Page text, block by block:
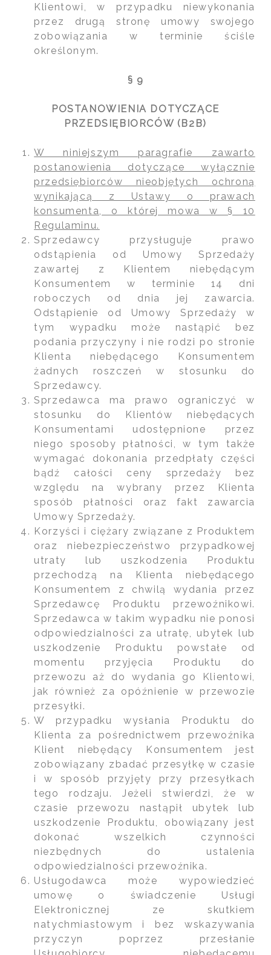
Klientowi, w przypadku niewykonania
przez drugą stronę umowy swojego
zobowiązania w terminie ściśle
określonym.
§ 9
POSTANOWIENIA DOTYCZĄCE
PRZEDSIĘBIORCÓW (B2B)
W niniejszym paragrafie zawarto
postanowienia dotyczące wyłącznie
przedsiębiorców nieobjętych ochroną
wynikającą z Ustawy o prawach
konsumenta, o której mowa w § 10
Regulaminu.
Sprzedawcy przysługuje prawo
odstąpienia od Umowy Sprzedaży
zawartej z Klientem niebędącym
Konsumentem w terminie 14 dni
roboczych od dnia jej zawarcia.
Odstąpienie od Umowy Sprzedaży w
tym wypadku może nastąpić bez
podania przyczyny i nie rodzi po stronie
Klienta niebędącego Konsumentem
żadnych roszczeń w stosunku do
Sprzedawcy.
Sprzedawca ma prawo ograniczyć w
stosunku do Klientów niebędących
Konsumentami udostępnione przez
niego sposoby płatności, w tym także
wymagać dokonania przedpłaty części
bądź całości ceny sprzedaży bez
względu na wybrany przez Klienta
sposób płatności oraz fakt zawarcia
Umowy Sprzedaży.
Korzyści i ciężary związane z Produktem
oraz niebezpieczeństwo przypadkowej
utraty lub uszkodzenia Produktu
przechodzą na Klienta niebędącego
Konsumentem z chwilą wydania przez
Sprzedawcę Produktu przewoźnikowi.
Sprzedawca w takim wypadku nie ponosi
odpowiedzialności za utratę, ubytek lub
uszkodzenie Produktu powstałe od
momentu przyjęcia Produktu do
przewozu aż do wydania go Klientowi,
jak również za opóźnienie w przewozie
przesyłki.
W przypadku wysłania Produktu do
Klienta za pośrednictwem przewoźnika
Klient niebędący Konsumentem jest
zobowiązany zbadać przesyłkę w czasie
i w sposób przyjęty przy przesyłkach
tego rodzaju. Jeżeli stwierdzi, że w
czasie przewozu nastąpił ubytek lub
uszkodzenie Produktu, obowiązany jest
dokonać wszelkich czynności
niezbędnych do ustalenia
odpowiedzialności przewoźnika.
Usługodawca może wypowiedzieć
umowę o świadczenie Usługi
Elektronicznej ze skutkiem
natychmiastowym i bez wskazywania
przyczyn poprzez przesłanie